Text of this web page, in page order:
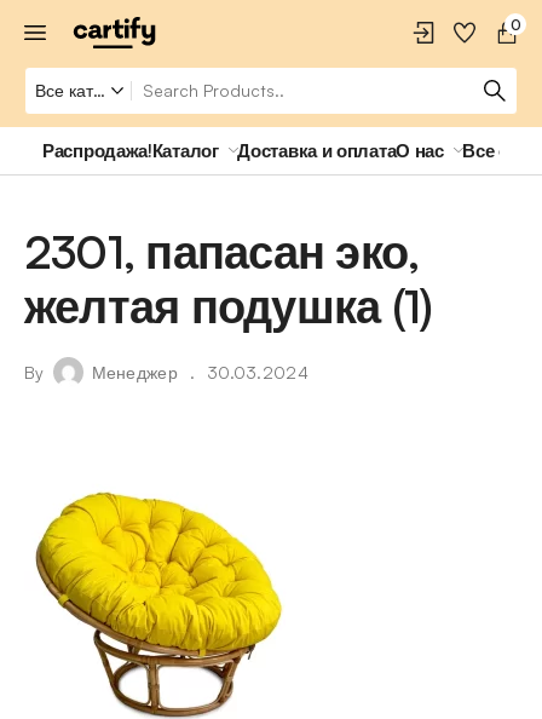
0
Распродажа!Каталог Доставка и оплатаО нас Все о
2301, папасан эко,
желтая подушка (1)
By Менеджер 30.03.2024